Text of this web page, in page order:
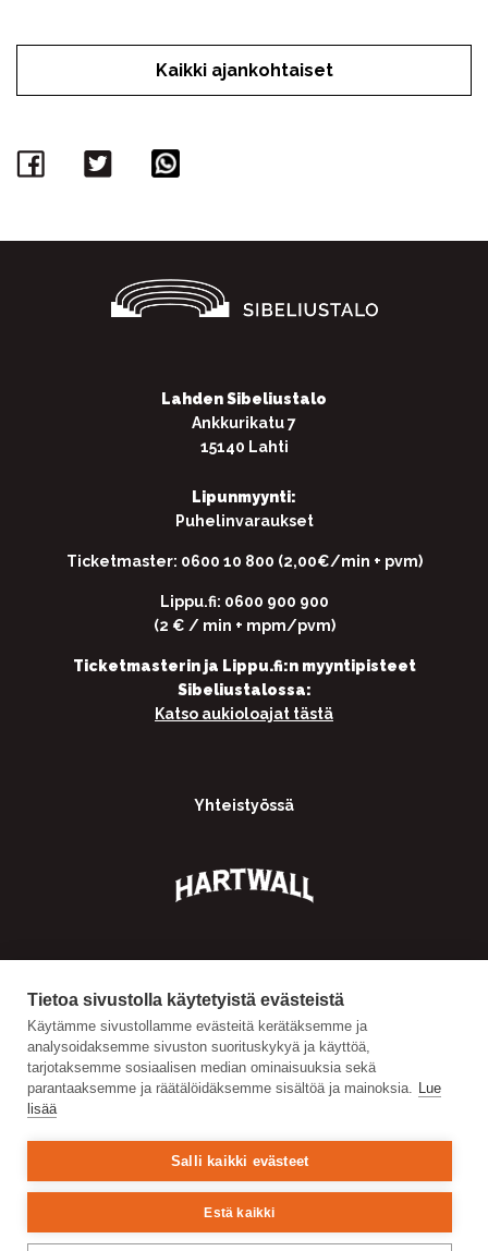
Tietoa sivustolla käytetyistä evästeistä
Käytämme sivustollamme evästeitä kerätäksemme ja
analysoidaksemme sivuston suorituskykyä ja käyttöä,
tarjotaksemme sosiaalisen median ominaisuuksia sekä
parantaaksemme ja räätälöidäksemme sisältöä ja mainoksia. Lue
lisää
Salli kaikki evästeet
Estä kaikki
Kaikki ajankohtaiset
Facebook
Twitter
Lahden Sibeliustalo
Ankkurikatu 7
15140 Lahti
Lipunmyynti:
Puhelinvaraukset
Ticketmaster: 0600 10 800 (2,00€/min + pvm)
Lippu.fi: 0600 900 900
(2 € / min + mpm/pvm)
Ticketmasterin ja Lippu.fi:n myyntipisteet
Sibeliustalossa:
Katso aukioloajat tästä
Yhteistyössä